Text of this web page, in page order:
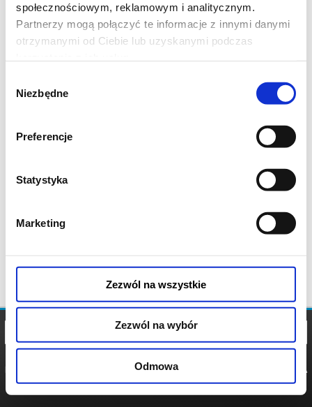
społecznościowym, reklamowym i analitycznym.
Partnerzy mogą połączyć te informacje z innymi danymi
otrzymanymi od Ciebie lub uzyskanymi podczas
zgody
Niezbędne
Preferencje
Statystyka
Marketing
Zezwól na wszystkie
Zezwól na wybór
Odmowa
POLITYKA
POLITYKA